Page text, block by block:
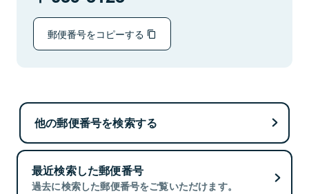
郵便番号をコピーする
他の郵便番号を検索する
最近検索した郵便番号
過去に検索した郵便番号をご覧いただけます。